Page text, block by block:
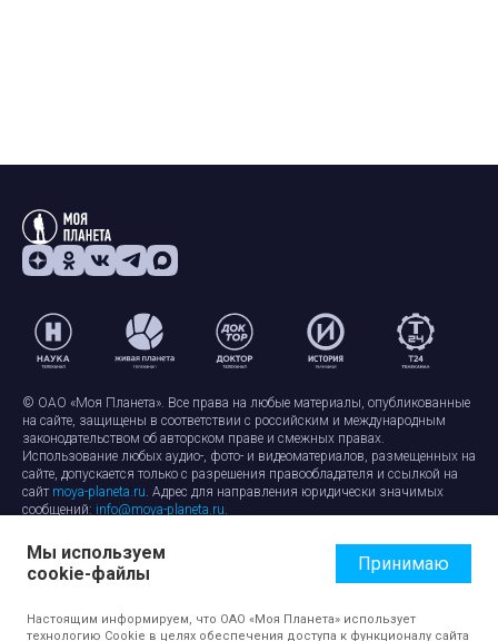
© ОАО «Моя Планета». Все права на любые материалы, опубликованные
на сайте, защищены в соответствии с российским и международным
законодательством об авторском праве и смежных правах.
Использование любых аудио-, фото- и видеоматериалов, размещенных на
сайте, допускается только с разрешения правообладателя и ссылкой на
сайт moya-planeta.ru. Адрес для направления юридически значимых
сообщений: info@moya-planeta.ru.
Правила сайтаРабота с cookie-файлами
Защита персональных данных
Обработка персональных данных
Мы используем
cookie-файлы
Принимаю
Настоящим информируем, что ОАО «Моя Планета» использует
технологию Cookie в целях обеспечения доступа к функционалу сайта